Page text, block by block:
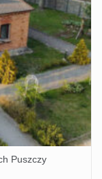
Puszczy